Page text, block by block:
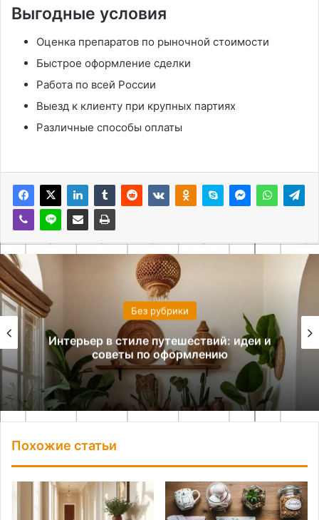
Выгодные условия
Оценка препаратов по рыночной стоимости
Быстрое оформление сделки
Работа по всей России
Выезд к клиенту при крупных партиях
Различные способы оплаты
Без рубрики
Интерьер в стиле путешествий: идеи и
советы по оформлению
Похожие статьи